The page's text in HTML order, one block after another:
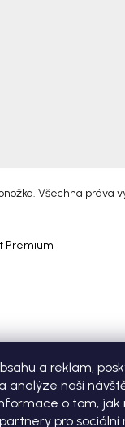
a reklam,
analýze naší
o tom, jak
pro sociální
Premium
. Všechna práva